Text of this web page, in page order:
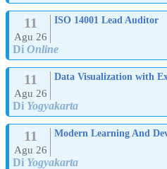
11
Agu 26
ISO 14001 Lead Auditor
Di Online
11
Agu 26
Data Visualization with
Di Yogyakarta
11
Agu 26
Modern Learning And
Di Yogyakarta